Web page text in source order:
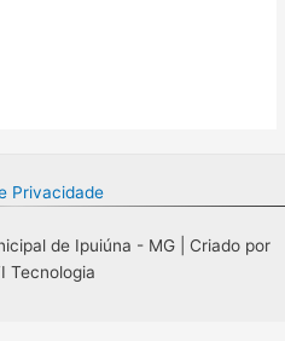
Privacidade
de Ipuiúna - MG | Criado por
Tecnologia